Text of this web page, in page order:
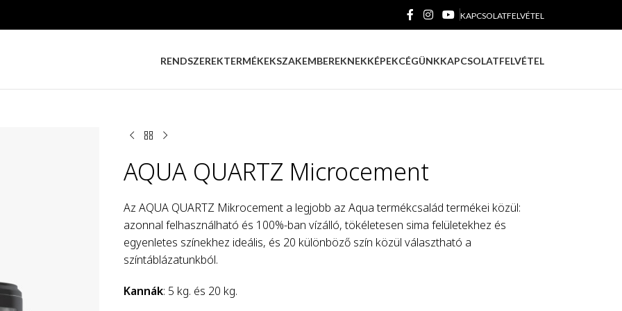
KAPCSOLATFELVÉTEL
RENDSZEREKTERMÉKEKSZAKEMBEREKNEKKÉPEKCÉGÜNKKAPCSOLATFELVÉTEL
AQUA QUARTZ Microcement
Az AQUA QUARTZ Mikrocement a legjobb az Aqua termékcsalád termékei közül:
azonnal felhasználható és 100%-ban vízálló, tökéletesen sima felületekhez és
egyenletes színekhez ideális, és 20 különböző szín közül választható a
színtáblázatunkból.
Kannák: 5 kg. és 20 kg.